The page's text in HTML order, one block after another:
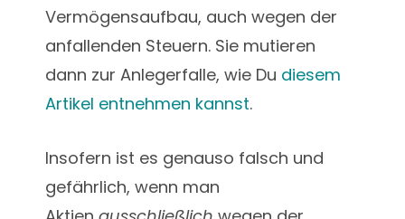
Vermögensaufbau, auch wegen der
anfallenden Steuern. Sie mutieren
dann zur Anlegerfalle, wie Du diesem
Artikel entnehmen kannst.
Insofern ist es genauso falsch und
gefährlich, wenn man